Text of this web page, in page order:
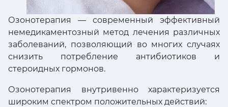
Озонотерапия — современный эффективный
немедикаментозный метод лечения различных
заболеваний, позволяющий во многих случаях
снизить потребление антибиотиков и
стероидных гормонов.
Озонотерапия внутривенно характеризуется
широким спектром положительных действий: